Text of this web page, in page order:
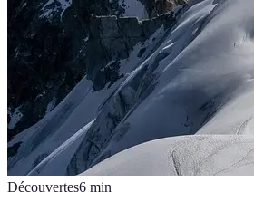
Découvertes6 min